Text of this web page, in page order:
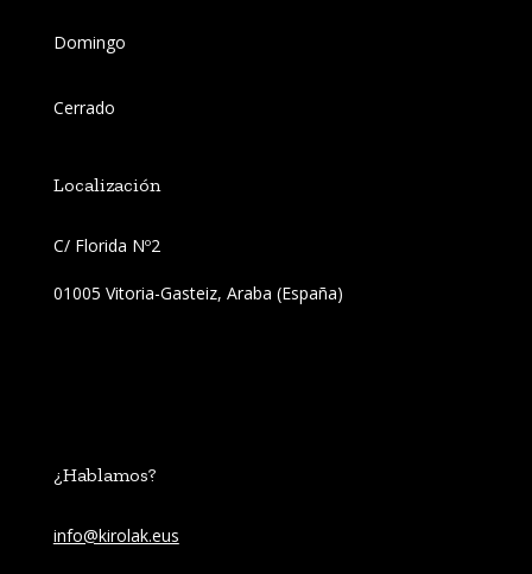
Domingo
Cerrado
Localización
C/ Florida Nº2
01005 Vitoria-Gasteiz, Araba (España)
¿Hablamos?
info@kirolak.eus